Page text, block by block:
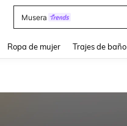
Musera
Ropa de mujer Trajes de baño